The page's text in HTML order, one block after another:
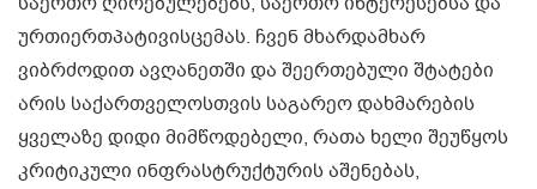
ურთიერთპატივისცემას. ჩვენ მხარდამხარ
ვიბრძოდით ავღანეთში და შეერთებული შტატები
არის საქართველოსთვის საგარეო დახმარების
ყველაზე დიდი მიმწოდებელი, რათა ხელი შეუწყოს
კრიტიკული ინფრასტრუქტურის აშენებას,